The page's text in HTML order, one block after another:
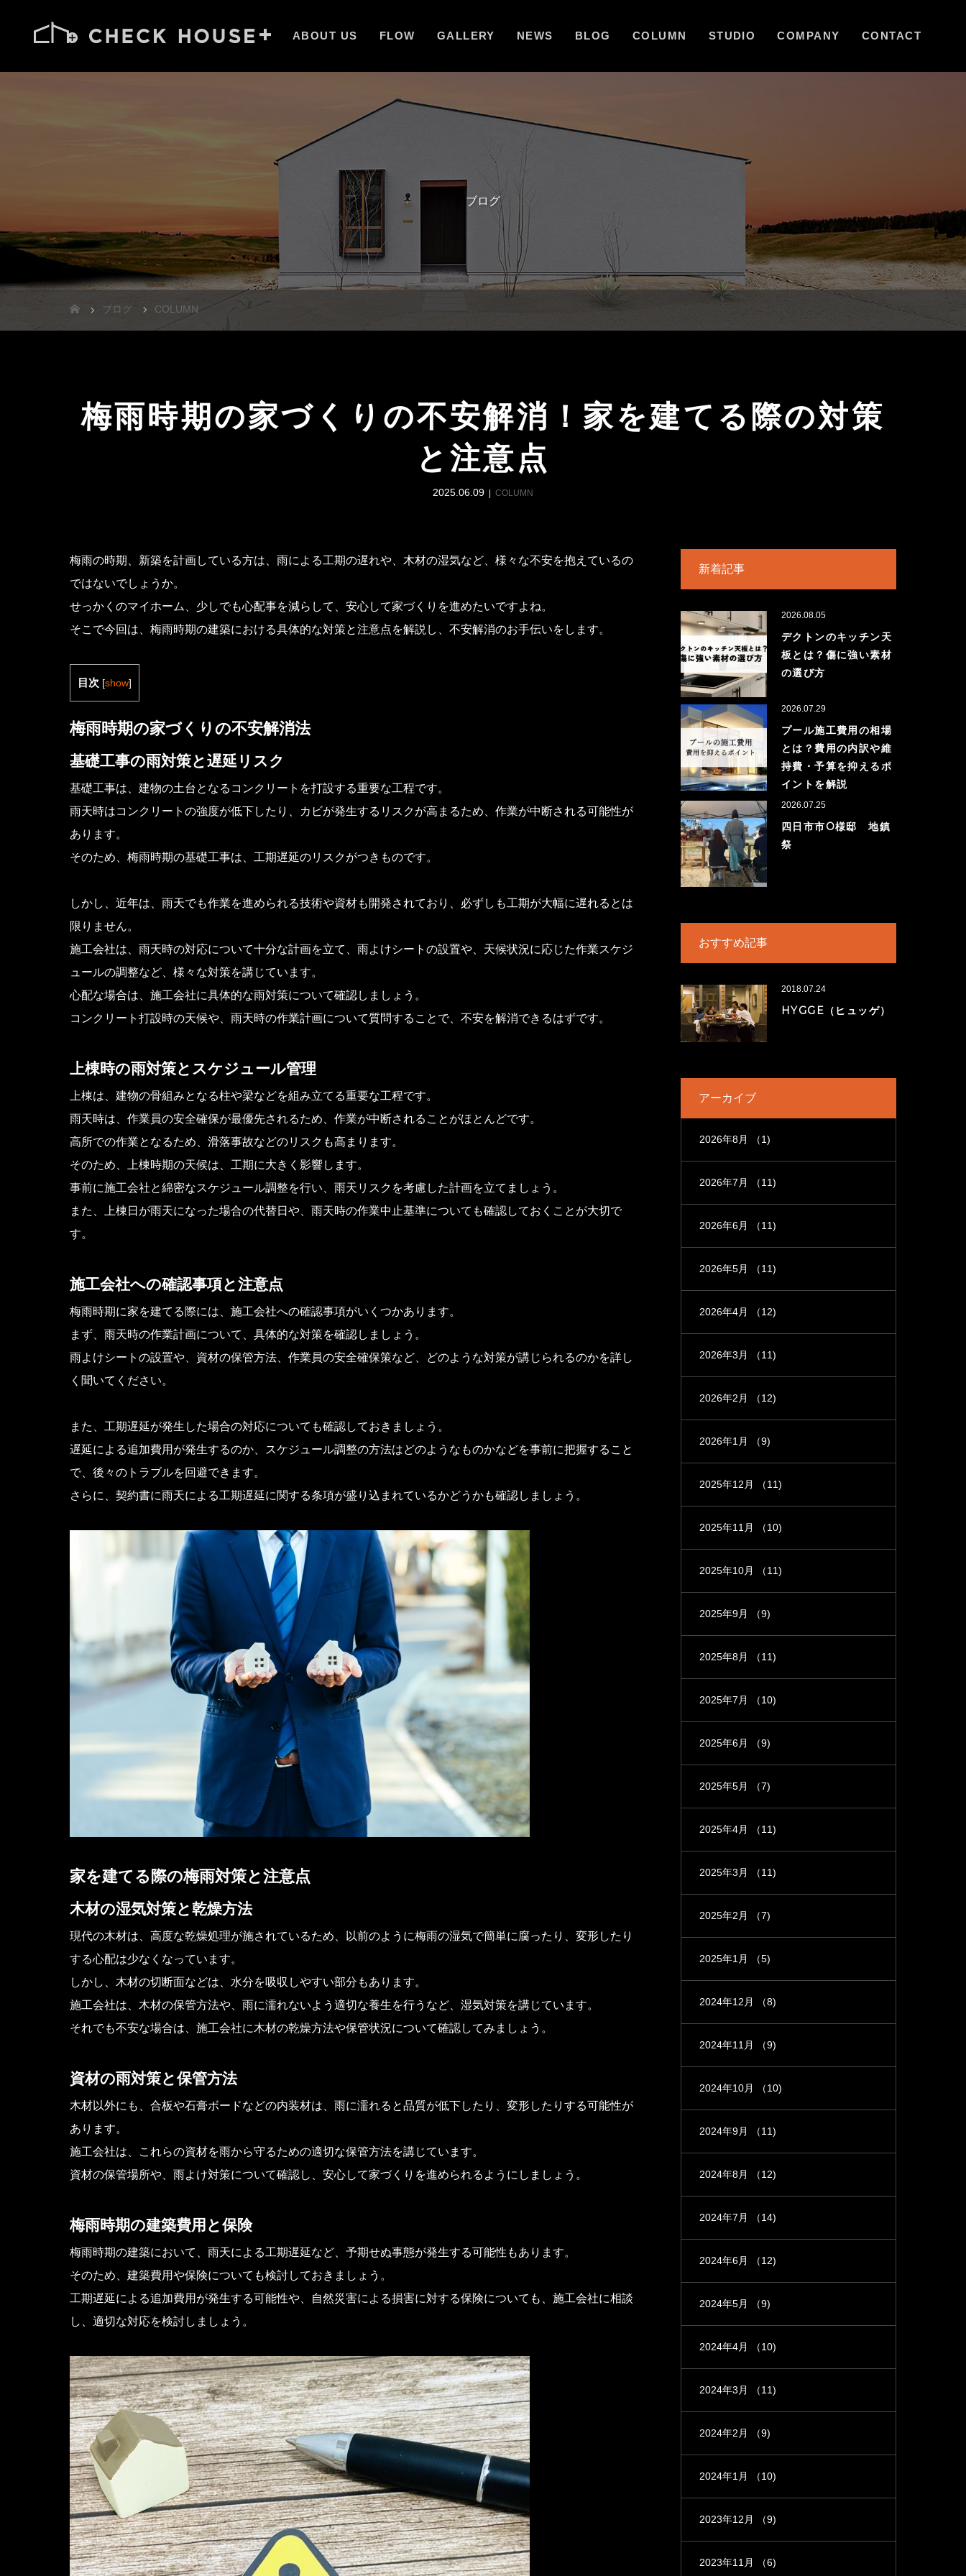
ABOUT US FLOW GALLERY NEWS BLOG COLUMN STUDIO COMPANY CONTACT
ブログ
ブログ COLUMN
梅雨時期の家づくりの不安解消！家を建てる際の対策
と注意点
2025.06.09 COLUMN
梅雨の時期、新築を計画している方は、雨による工期の遅れや、木材の湿気など、様々な不安を抱えているの
ではないでしょうか。
せっかくのマイホーム、少しでも心配事を減らして、安心して家づくりを進めたいですよね。
そこで今回は、梅雨時期の建築における具体的な対策と注意点を解説し、不安解消のお手伝いをします。
目次 [show]
梅雨時期の家づくりの不安解消法
基礎工事の雨対策と遅延リスク
基礎工事は、建物の土台となるコンクリートを打設する重要な工程です。
雨天時はコンクリートの強度が低下したり、カビが発生するリスクが高まるため、作業が中断される可能性が
あります。
そのため、梅雨時期の基礎工事は、工期遅延のリスクがつきものです。
しかし、近年は、雨天でも作業を進められる技術や資材も開発されており、必ずしも工期が大幅に遅れるとは
限りません。
施工会社は、雨天時の対応について十分な計画を立て、雨よけシートの設置や、天候状況に応じた作業スケジ
ュールの調整など、様々な対策を講じています。
心配な場合は、施工会社に具体的な雨対策について確認しましょう。
コンクリート打設時の天候や、雨天時の作業計画について質問することで、不安を解消できるはずです。
上棟時の雨対策とスケジュール管理
上棟は、建物の骨組みとなる柱や梁などを組み立てる重要な工程です。
雨天時は、作業員の安全確保が最優先されるため、作業が中断されることがほとんどです。
高所での作業となるため、滑落事故などのリスクも高まります。
そのため、上棟時期の天候は、工期に大きく影響します。
事前に施工会社と綿密なスケジュール調整を行い、雨天リスクを考慮した計画を立てましょう。
また、上棟日が雨天になった場合の代替日や、雨天時の作業中止基準についても確認しておくことが大切で
す。
施工会社への確認事項と注意点
梅雨時期に家を建てる際には、施工会社への確認事項がいくつかあります。
まず、雨天時の作業計画について、具体的な対策を確認しましょう。
雨よけシートの設置や、資材の保管方法、作業員の安全確保策など、どのような対策が講じられるのかを詳し
く聞いてください。
また、工期遅延が発生した場合の対応についても確認しておきましょう。
遅延による追加費用が発生するのか、スケジュール調整の方法はどのようなものかなどを事前に把握すること
で、後々のトラブルを回避できます。
さらに、契約書に雨天による工期遅延に関する条項が盛り込まれているかどうかも確認しましょう。
家を建てる際の梅雨対策と注意点
木材の湿気対策と乾燥方法
現代の木材は、高度な乾燥処理が施されているため、以前のように梅雨の湿気で簡単に腐ったり、変形したり
する心配は少なくなっています。
しかし、木材の切断面などは、水分を吸収しやすい部分もあります。
施工会社は、木材の保管方法や、雨に濡れないよう適切な養生を行うなど、湿気対策を講じています。
それでも不安な場合は、施工会社に木材の乾燥方法や保管状況について確認してみましょう。
資材の雨対策と保管方法
木材以外にも、合板や石膏ボードなどの内装材は、雨に濡れると品質が低下したり、変形したりする可能性が
あります。
施工会社は、これらの資材を雨から守るための適切な保管方法を講じています。
資材の保管場所や、雨よけ対策について確認し、安心して家づくりを進められるようにしましょう。
梅雨時期の建築費用と保険
梅雨時期の建築において、雨天による工期遅延など、予期せぬ事態が発生する可能性もあります。
そのため、建築費用や保険についても検討しておきましょう。
工期遅延による追加費用が発生する可能性や、自然災害による損害に対する保険についても、施工会社に相談
し、適切な対応を検討しましょう。
新着記事
2026.08.05
デクトンのキッチン天
板とは？傷に強い素材
の選び方
2026.07.29
プール施工費用の相場
とは？費用の内訳や維
持費・予算を抑えるポ
イントを解説
2026.07.25
四日市市O様邸 地鎮
祭
おすすめ記事
2018.07.24
HYGGE（ヒュッゲ）
アーカイブ
2026年8月 （1)
2026年7月 （11)
2026年6月 （11)
2026年5月 （11)
2026年4月 （12)
2026年3月 （11)
2026年2月 （12)
2026年1月 （9)
2025年12月 （11)
2025年11月 （10)
2025年10月 （11)
2025年9月 （9)
2025年8月 （11)
2025年7月 （10)
2025年6月 （9)
2025年5月 （7)
2025年4月 （11)
2025年3月 （11)
2025年2月 （7)
2025年1月 （5)
2024年12月 （8)
2024年11月 （9)
2024年10月 （10)
2024年9月 （11)
2024年8月 （12)
2024年7月 （14)
2024年6月 （12)
2024年5月 （9)
2024年4月 （10)
2024年3月 （11)
2024年2月 （9)
2024年1月 （10)
2023年12月 （9)
2023年11月 （6)